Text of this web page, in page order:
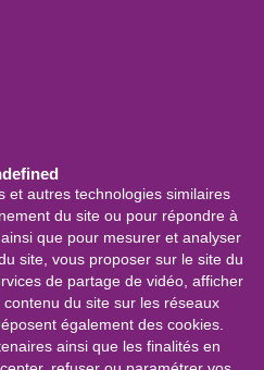
et autres technologies similaires
du site ou pour répondre à
que pour mesurer et analyser
site, vous proposer sur le site du
de partage de vidéo, afficher
du site sur les réseaux
également des cookies.
ainsi que les finalités en